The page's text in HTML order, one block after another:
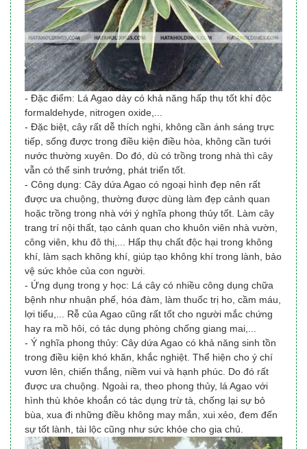
- Đặc điểm: Lá Agao dày có khả năng hấp thụ tốt khí độc
formaldehyde, nitrogen oxide,...
- Đặc biệt, cây rất dễ thích nghi, không cần ánh sáng trực
tiếp, sống được trong điều kiện điều hòa, không cần tưới
nước thường xuyên. Do đó, dù có trồng trong nhà thì cây
vẫn có thể sinh trưởng, phát triển tốt.
- Công dụng: Cây dứa Agao có ngoại hình đẹp nên rất
được ưa chuộng, thường được dùng làm đẹp cảnh quan
hoặc trồng trong nhà với ý nghĩa phong thủy tốt. Làm cây
trang trí nội thất, tạo cảnh quan cho khuôn viên nhà vườn,
công viên, khu đô thị,... Hấp thụ chất độc hại trong không
khí, làm sạch không khí, giúp tạo không khí trong lành, bảo
vệ sức khỏe của con người.
- Ứng dụng trong y học: Lá cây có nhiều công dụng chữa
bệnh như nhuận phế, hóa đàm, làm thuốc trị ho, cầm máu,
lợi tiểu,... Rễ của Agao cũng rất tốt cho người mắc chứng
hay ra mồ hôi, có tác dụng phòng chống giang mai,...
- Ý nghĩa phong thủy: Cây dứa Agao có khả năng sinh tồn
trong điều kiện khó khăn, khắc nghiệt. Thể hiện cho ý chí
vươn lên, chiến thắng, niềm vui và hạnh phúc. Do đó rất
được ưa chuộng. Ngoài ra, theo phong thủy, lá Agao với
hình thù khỏe khoắn có tác dụng trừ tà, chống lại sự bỏ
bùa, xua đi những điều không may mắn, xui xẻo, đem đến
sự tốt lành, tài lộc cũng như sức khỏe cho gia chủ.